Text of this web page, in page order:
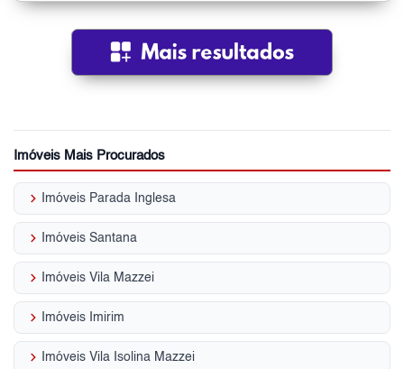
Imóveis Mais Procurados
keyboard_arrow_right Imóveis Parada Inglesa
keyboard_arrow_right Imóveis Santana
keyboard_arrow_right Imóveis Vila Mazzei
keyboard_arrow_right Imóveis Imirim
keyboard_arrow_right Imóveis Vila Isolina Mazzei